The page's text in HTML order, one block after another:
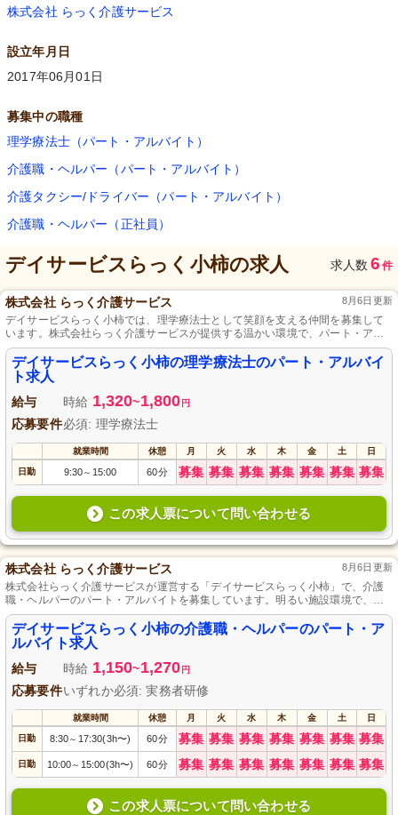
株式会社 らっく介護サービス
設立年月日
2017年06月01日
募集中の職種
理学療法士（パート・アルバイト）
介護職・ヘルパー（パート・アルバイト）
介護タクシー/ドライバー（パート・アルバイト）
介護職・ヘルパー（正社員）
デイサービスらっく小柿の求人 求人数 6 件
株式会社 らっく介護サービス 8月6日更新
デイサービスらっく小柿では、理学療法士として笑顔を支える仲間を募集して
います。株式会社らっく介護サービスが提供する温かい環境で、パート・アル
バイトとして活躍しませんか？経験や資格は問いませんので、初心者の方も安
心してご応募ください。地域の皆さんの健康を一緒にサポートしましょう！
デイサービスらっく小柿の理学療法士のパート・アルバイ
ト求人
給与 時給 1,320~1,800 円
応募要件必須: 理学療法士
就業時間 休憩 月 火 水 木 金 土 日
日勤 9:30～ 15:00 60分 募集 募集 募集 募集 募集 募集 募集
この求人票について問い合わせる
株式会社 らっく介護サービス 8月6日更新
株式会社らっく介護サービスが運営する「デイサービスらっく小柿」で、介護
職・ヘルパーのパート・アルバイトを募集しています。明るい施設環境で、利
用者様に安心と笑顔を届けるお仕事です。必要な資格は介護職員実務者研修以
上をお持ちの方。ご経験を活かして、一緒に温かな介護サービスを提供しまし
ょう。あなたのご応募をお待ちしております。
デイサービスらっく小柿の介護職・ヘルパーのパート・ア
ルバイト求人
給与 時給 1,150~1,270 円
応募要件いずれか必須: 実務者研修
就業時間 休憩 月 火 水 木 金 土 日
日勤 8:30～ 17:30(3h〜) 60分 募集 募集 募集 募集 募集 募集 募集
日勤 10:00～ 15:00(3h〜) 60分 募集 募集 募集 募集 募集 募集 募集
この求人票について問い合わせる